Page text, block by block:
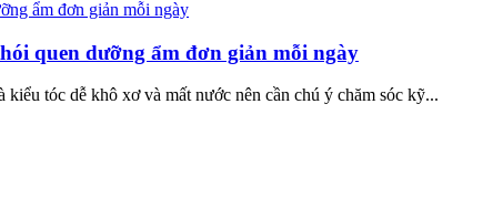
quen dưỡng ẩm đơn giản mỗi ngày
tóc dễ khô xơ và mất nước nên cần chú ý chăm sóc kỹ...